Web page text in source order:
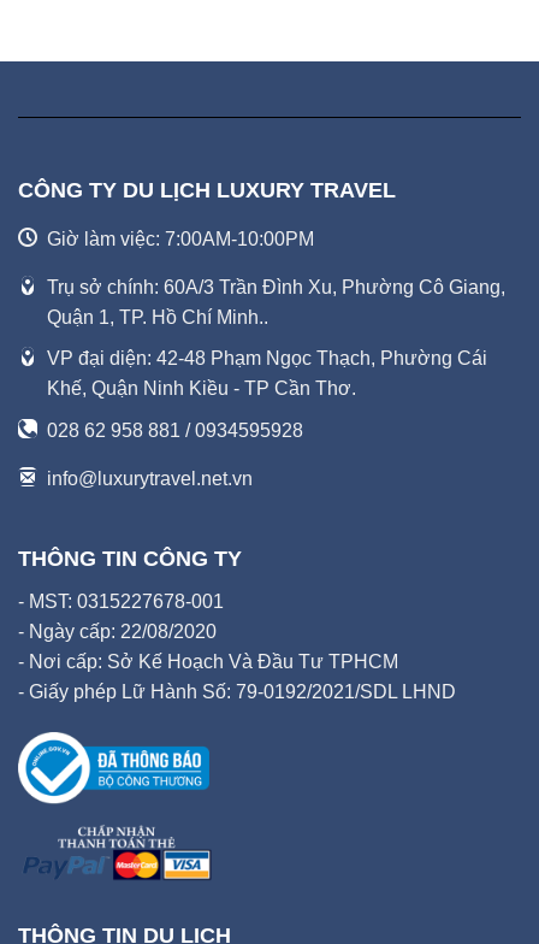
CÔNG TY DU LỊCH LUXURY TRAVEL
Giờ làm việc: 7:00AM-10:00PM
Trụ sở chính: 60A/3 Trần Đình Xu, Phường Cô Giang,
Quận 1, TP. Hồ Chí Minh..
VP đại diện: 42-48 Phạm Ngọc Thạch, Phường Cái
Khế, Quận Ninh Kiều - TP Cần Thơ.
028 62 958 881 / 0934595928
info@luxurytravel.net.vn
THÔNG TIN CÔNG TY
- MST: 0315227678-001
- Ngày cấp: 22/08/2020
- Nơi cấp: Sở Kế Hoạch Và Đầu Tư TPHCM
- Giấy phép Lữ Hành Số: 79-0192/2021/SDL LHND
THÔNG TIN DU LỊCH